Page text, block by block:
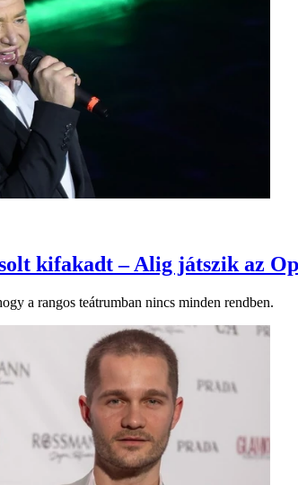
kifakadt – Alig játszik az
a rangos teátrumban nincs minden rendben.